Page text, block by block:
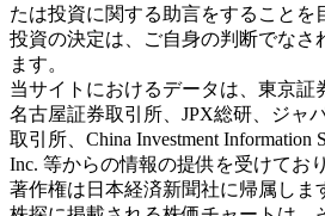
たは投資に関する助言をすることを
投資の決定は、ご自身の判断でなさ
ます。
当サイトにおけるデータは、東京証
名古屋証券取引所、JPX総研、ジャ
取引所、China Investment Information
Inc. 等からの情報の提供を受けてお
著作権は日本経済新聞社に帰属しま